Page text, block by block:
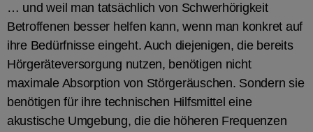
… und weil man tatsächlich von Schwerhörigkeit
Betroffenen besser helfen kann, wenn man konkret auf
ihre Bedürfnisse eingeht. Auch diejenigen, die bereits
Hörgeräteversorgung nutzen, benötigen nicht
maximale Absorption von Störgeräuschen. Sondern sie
benötigen für ihre technischen Hilfsmittel eine
akustische Umgebung, die die höheren Frequenzen